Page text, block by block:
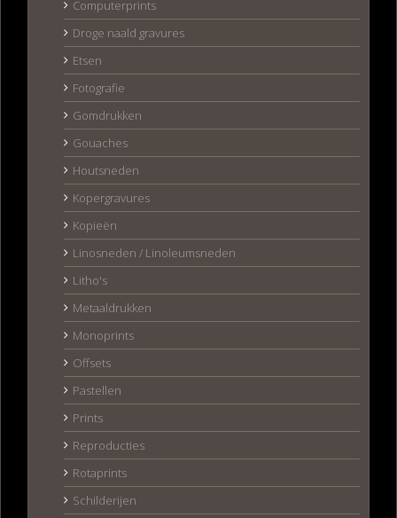
Computerprints
Droge naald gravures
Etsen
Fotografie
Gomdrukken
Gouaches
Houtsneden
Kopergravures
Kopieën
Linosneden / Linoleumsneden
Litho's
Metaaldrukken
Monoprints
Offsets
Pastellen
Prints
Reproducties
Rotaprints
Schilderijen